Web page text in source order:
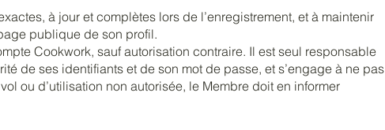
à jour et complètes lors de l’enregistrement, et à maintenir
publique de son profil.
Cookwork, sauf autorisation contraire. Il est seul responsable
de ses identifiants et de son mot de passe, et s’engage à ne pas
ou d’utilisation non autorisée, le Membre doit en informer